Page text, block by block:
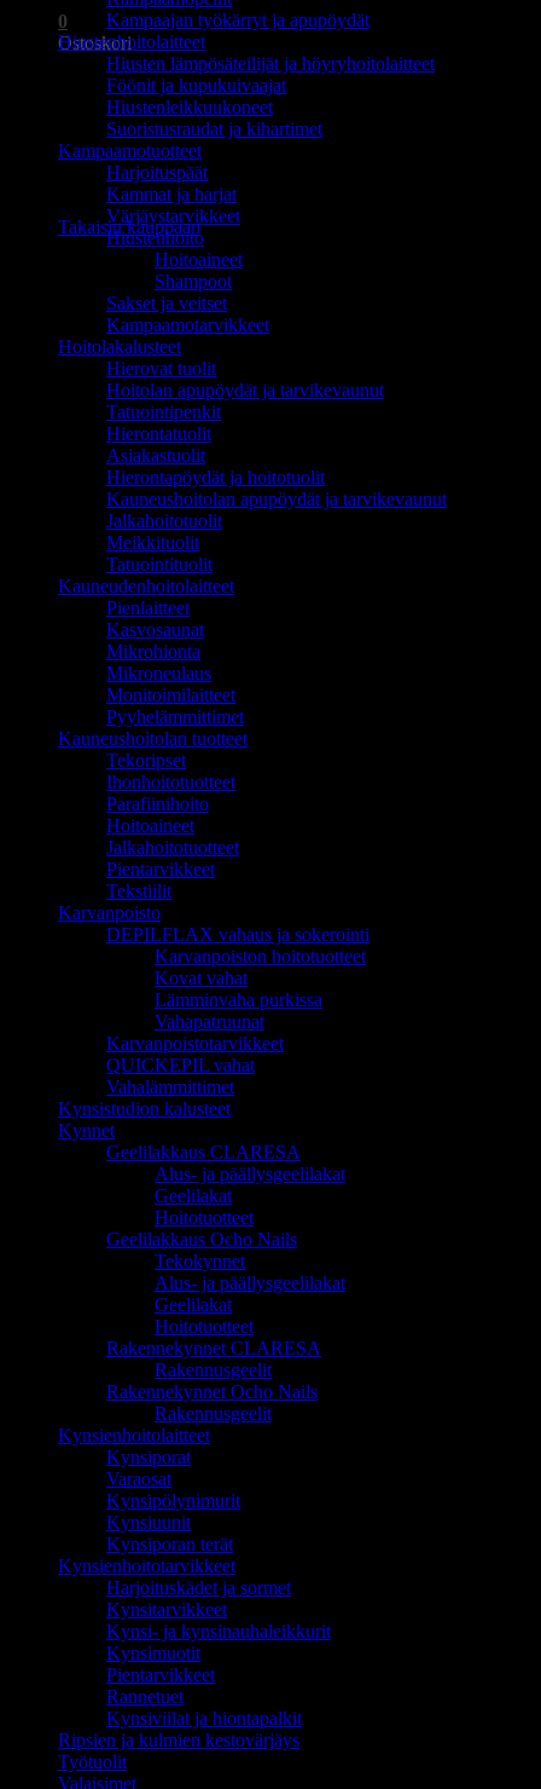
0
Ostoskori
Ostoskori on tyhjä.
Takaisin kauppaan
Kampaajan työkärryt ja apupöydät
Hiustenhoitolaitteet
Hiusten lämpösäteilijät ja höyryhoitolaitteet
Föönit ja kupukuivaajat
Hiustenleikkuukoneet
Suoristusraudat ja kihartimet
Kampaamotuotteet
Harjoituspäät
Kammat ja harjat
Värjäystarvikkeet
Hiustenhoito
Hoitoaineet
Shampoot
Sakset ja veitset
Kampaamotarvikkeet
Hoitolakalusteet
Hierovat tuolit
Hoitolan apupöydät ja tarvikevaunut
Tatuointipenkit
Hierontatuolit
Asiakastuolit
Hierontapöydät ja hoitotuolit
Kauneushoitolan apupöydät ja tarvikevaunut
Jalkahoitotuolit
Meikkituolit
Tatuointituolit
Kauneudenhoitolaitteet
Pienlaitteet
Kasvosaunat
Mikrohionta
Mikroneulaus
Monitoimilaitteet
Pyyhelämmittimet
Kauneushoitolan tuotteet
Tekoripset
Ihonhoitotuotteet
Parafiinihoito
Hoitoaineet
Jalkahoitotuotteet
Pientarvikkeet
Tekstiilit
Karvanpoisto
DEPILFLAX vahaus ja sokerointi
Karvanpoiston hoitotuotteet
Kovat vahat
Lämminvaha purkissa
Vahapatruunat
Karvanpoistotarvikkeet
QUICKEPIL vahat
Vahalämmittimet
Kynsistudion kalusteet
Kynnet
Geelilakkaus CLARESA
Alus- ja päällysgeelilakat
Geelilakat
Hoitotuotteet
Geelilakkaus Ocho Nails
Tekokynnet
Alus- ja päällysgeelilakat
Geelilakat
Hoitotuotteet
Rakennekynnet CLARESA
Rakennusgeelit
Rakennekynnet Ocho Nails
Rakennusgeelit
Kynsienhoitolaitteet
Kynsiporat
Varaosat
Kynsipölynimurit
Kynsiuunit
Kynsiporan terät
Kynsienhoitotarvikkeet
Harjoituskädet ja sormet
Kynsitarvikkeet
Kynsi- ja kynsinauhaleikkurit
Kynsimuotit
Pientarvikkeet
Rannetuet
Kynsiviilat ja hiontapalkit
Ripsien ja kulmien kestovärjäys
Työtuolit
Valaisimet